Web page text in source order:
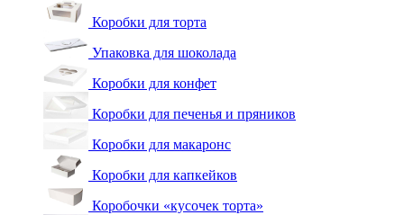
Коробки для торта
Упаковка для шоколада
Коробки для конфет
Коробки для печенья и пряников
Коробки для макаронс
Коробки для капкейков
Коробочки «кусочек торта»